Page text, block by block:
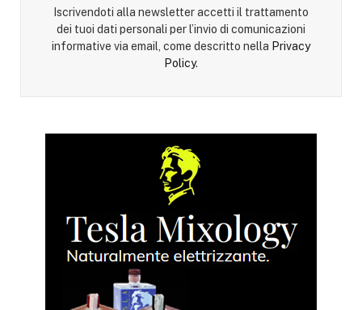
Iscrivendoti alla newsletter accetti il trattamento
dei tuoi dati personali per l’invio di comunicazioni
informative via email, come descritto nella Privacy
Policy.